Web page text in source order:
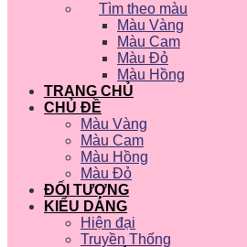
Tìm theo màu
Màu Vàng
Màu Cam
Màu Đỏ
Màu Hồng
TRANG CHỦ
CHỦ ĐỀ
Màu Vàng
Màu Cam
Màu Hồng
Màu Đỏ
ĐỐI TƯỢNG
KIỂU DÁNG
Hiện đại
Truyền Thống